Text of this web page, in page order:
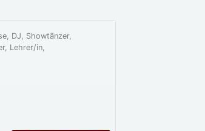
DJ, Showtänzer,
Lehrer/in,